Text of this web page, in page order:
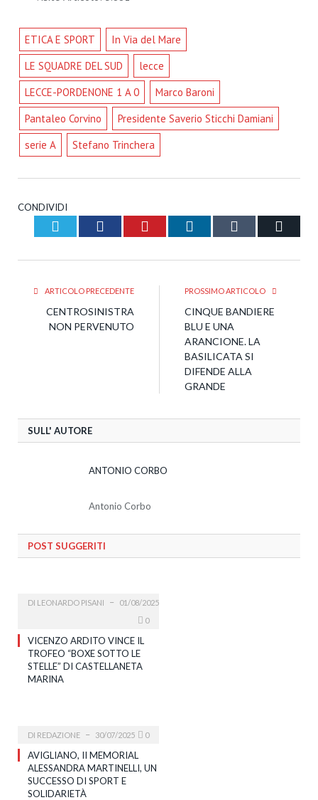
ETICA E SPORT
In Via del Mare
LE SQUADRE DEL SUD
lecce
LECCE-PORDENONE 1 A 0
Marco Baroni
Pantaleo Corvino
Presidente Saverio Sticchi Damiani
serie A
Stefano Trinchera
CONDIVIDI
Twitter Facebook Pinterest LinkedIn Tumblr
ARTICOLO PRECEDENTE
CENTROSINISTRA
NON PERVENUTO
PROSSIMO ARTICOLO
CINQUE BANDIERE
BLU E UNA
ARANCIONE. LA
BASILICATA SI
DIFENDE ALLA
GRANDE
SULL' AUTORE
ANTONIO CORBO
Antonio Corbo
POST SUGGERITI
DI LEONARDO PISANI
01/08/2025
0
VICENZO ARDITO VINCE IL
TROFEO “BOXE SOTTO LE
STELLE” DI CASTELLANETA
MARINA
DI REDAZIONE 30/07/2025 0
AVIGLIANO, II MEMORIAL
ALESSANDRA MARTINELLI, UN
SUCCESSO DI SPORT E
SOLIDARIETÀ